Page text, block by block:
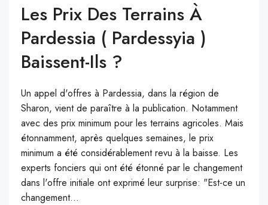
Les Prix Des Terrains À
Pardessia ( Pardessyia )
Baissent-Ils ?
Un appel d'offres à Pardessia, dans la région de
Sharon, vient de paraître à la publication. Notamment
avec des prix minimum pour les terrains agricoles. Mais
étonnamment, après quelques semaines, le prix
minimum a été considérablement revu à la baisse. Les
experts fonciers qui ont été étonné par le changement
dans l'offre initiale ont exprimé leur surprise: "Est-ce un
changement...